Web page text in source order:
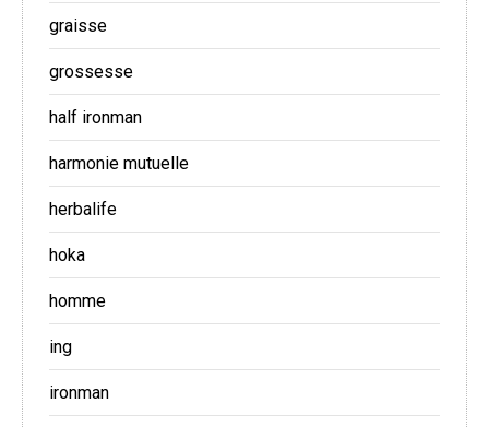
graisse
grossesse
half ironman
harmonie mutuelle
herbalife
hoka
homme
ing
ironman